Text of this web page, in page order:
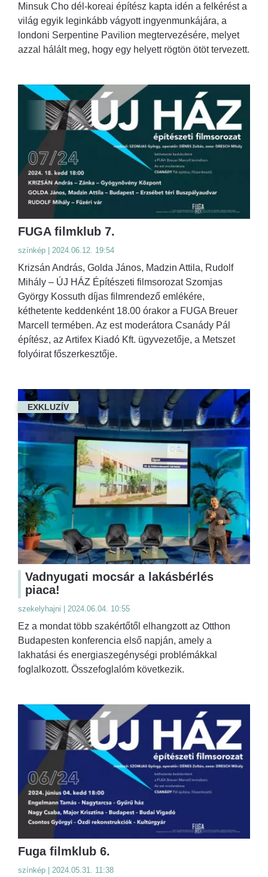
Minsuk Cho dél-koreai építész kapta idén a felkérést a
világ egyik leginkább vágyott ingyenmunkájára, a
londoni Serpentine Pavilion megtervezésére, melyet
azzal hálált meg, hogy egy helyett rögtön ötöt tervezett.
FUGA filmklub 7.
színkép | 2024.06.12. 19:54
Krizsán András, Golda János, Madzin Attila, Rudolf
Mihály – ÚJ HÁZ Építészeti filmsorozat Szomjas
György Kossuth díjas filmrendező emlékére,
kéthetente keddenként 18.00 órakor a FUGA Breuer
Marcell termében. Az est moderátora Csanády Pál
építész, az Artifex Kiadó Kft. ügyvezetője, a Metszet
folyóirat főszerkesztője.
EXKLUZÍV
Vadnyugati mocsár a lakásbérlés
piaca!
szekelyhajni | 2024.06.04. 10:55
Ez a mondat több szakértőtől elhangzott az Otthon
Budapesten konferencia első napján, amely a
lakhatási és energiaszegénységi problémákkal
foglalkozott. Összefoglalóm következik.
Fuga filmklub 6.
színkép | 2024.05.31. 11:38